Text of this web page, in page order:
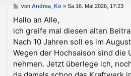
B
i
t
a
g
von Andrea_Ko» Sa 16. Mai 2026, 17:23
Hallo an Alle,
ich greife mal diesen alten
Nach 10 Jahren soll es im
Wegen der Hochsaison sind
nehmen. Jetzt überlege ich,